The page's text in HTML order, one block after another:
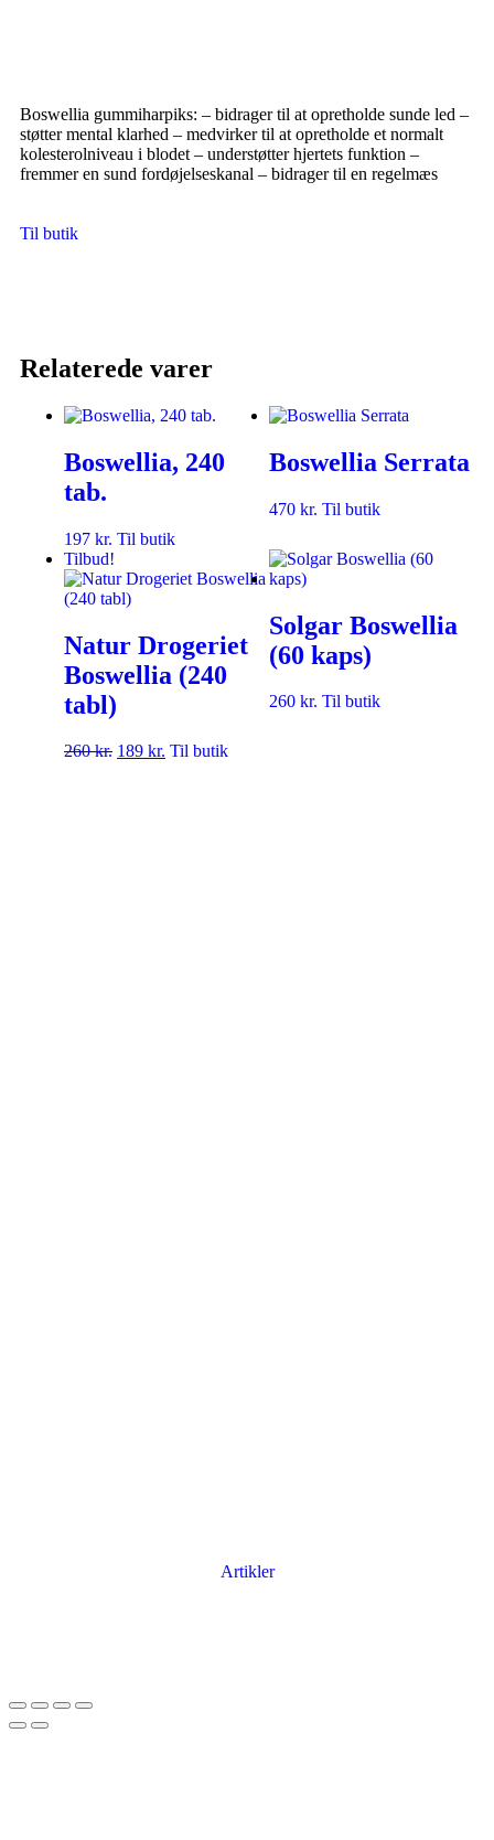
Boswellia gummiharpiks: – bidrager til at opretholde sunde led –
støtter mental klarhed – medvirker til at opretholde et normalt
kolesterolniveau i blodet – understøtter hjertets funktion –
fremmer en sund fordøjelseskanal – bidrager til en regelmæs
Til butik
Relaterede varer
Boswellia, 240
tab.
197 kr. Til butik
Boswellia Serrata
470 kr. Til butik
Tilbud!
Natur Drogeriet
Boswellia (240
tabl)
260kr. 189 kr. Til butik
Solgar Boswellia
(60 kaps)
260 kr. Til butik
Artikler